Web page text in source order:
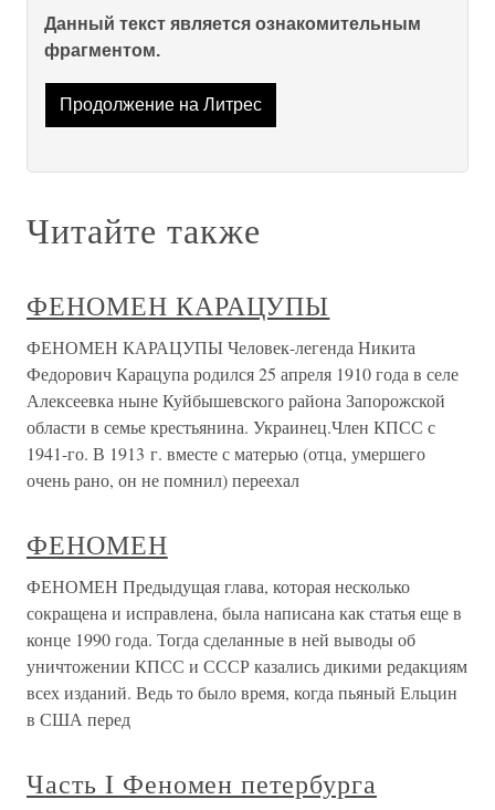
Данный текст является ознакомительным
фрагментом.
Продолжение на Литрес
Читайте также
ФЕНОМЕН КАРАЦУПЫ
ФЕНОМЕН КАРАЦУПЫ Человек-легенда Никита
Федорович Карацупа родился 25 апреля 1910 года в селе
Алексеевка ныне Куйбышевского района Запорожской
области в семье крестьянина. Украинец.Член КПСС с
1941-го. В 1913 г. вместе с матерью (отца, умершего
очень рано, он не помнил) переехал
ФЕНОМЕН
ФЕНОМЕН Предыдущая глава, которая несколько
сокращена и исправлена, была написана как статья еще в
конце 1990 года. Тогда сделанные в ней выводы об
уничтожении КПСС и СССР казались дикими редакциям
всех изданий. Ведь то было время, когда пьяный Ельцин
в США перед
Часть I Феномен петербурга